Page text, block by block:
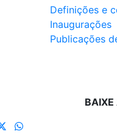
Definições e
Inaugurações
Publicações
BAIXE